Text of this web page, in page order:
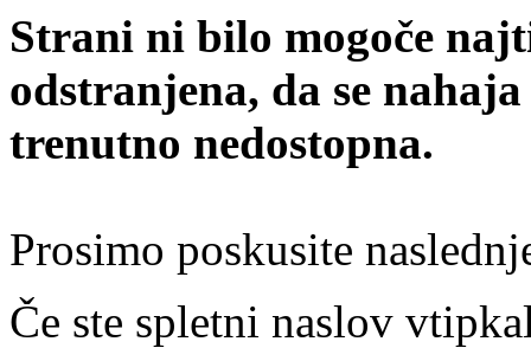
Strani ni bilo mogoče
odstranjena, da se
trenutno nedostopna.
Prosimo poskusite
Če ste spletni naslov